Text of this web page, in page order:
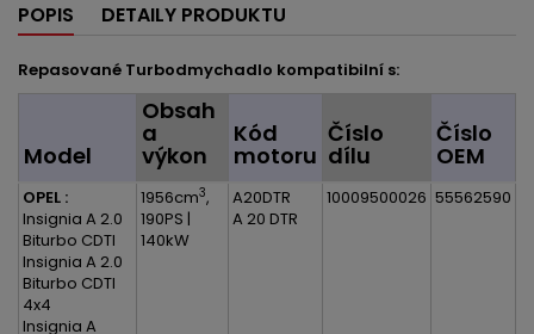
POPIS DETAILY PRODUKTU
Repasované Turbodmychadlo kompatibilní s:
Model
Obsah
a
výkon
Kód
motoru
Číslo
dílu
Číslo
OEM
OPEL :
Insignia A 2.0
Biturbo CDTI
Insignia A 2.0
Biturbo CDTI
4x4
Insignia A
1956cm3,
190PS |
140kW
A20DTR
A 20 DTR
10009500026 55562590